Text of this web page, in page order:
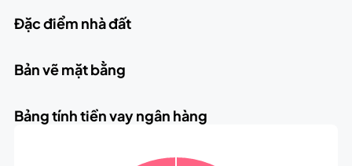
Đặc điểm nhà đất
Bản vẽ mặt bằng
Bảng tính tiền vay ngân hàng